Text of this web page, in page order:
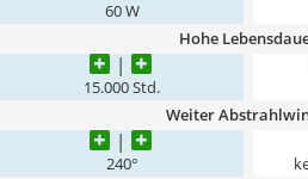
60 W
Hohe
15.000 Std.
Weiter
240°